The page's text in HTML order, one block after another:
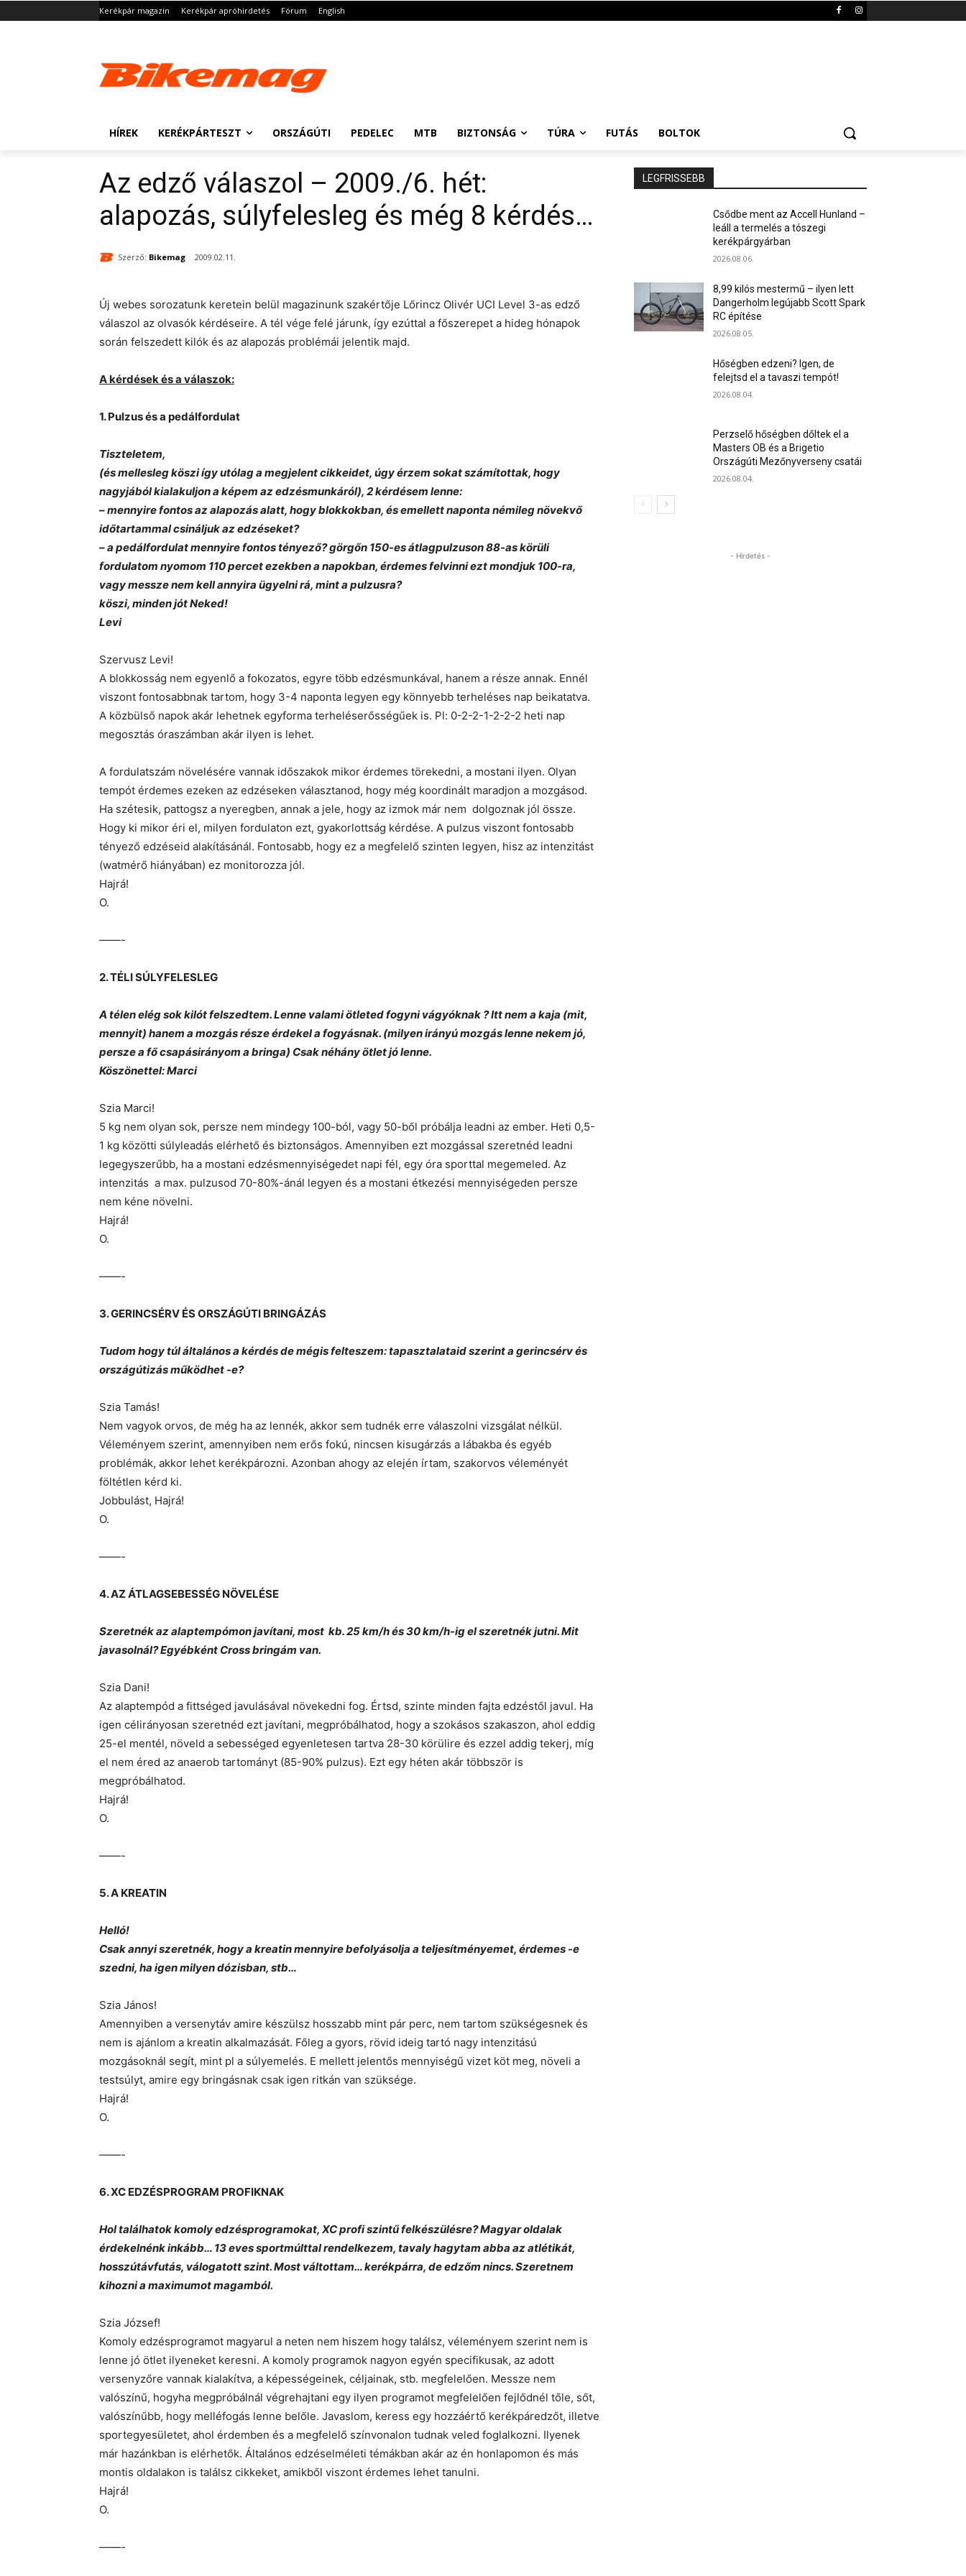
Kerékpár magazin Kerékpár apróhirdetés Fórum English
HÍREK KERÉKPÁRTESZT ORSZÁGÚTI PEDELEC MTB BIZTONSÁG TÚRA FUTÁS BOLTOK
Az edző válaszol – 2009./6. hét:
alapozás, súlyfelesleg és még 8 kérdés…
Szerző: Bikemag 2009.02.11.
Új webes sorozatunk keretein belül magazinunk szakértője Lőrincz Olivér UCI Level 3-as edző
válaszol az olvasók kérdéseire. A tél vége felé járunk, így ezúttal a főszerepet a hideg hónapok
során felszedett kilók és az alapozás problémái jelentik majd.
A kérdések és a válaszok:
1. Pulzus és a pedálfordulat
Tiszteletem,
(és mellesleg köszi így utólag a megjelent cikkeidet, úgy érzem sokat számítottak, hogy
nagyjából kialakuljon a képem az edzésmunkáról), 2 kérdésem lenne:
– mennyire fontos az alapozás alatt, hogy blokkokban, és emellett naponta némileg növekvő
időtartammal csináljuk az edzéseket?
– a pedálfordulat mennyire fontos tényező? görgőn 150-es átlagpulzuson 88-as körüli
fordulatom nyomom 110 percet ezekben a napokban, érdemes felvinni ezt mondjuk 100-ra,
vagy messze nem kell annyira ügyelni rá, mint a pulzusra?
köszi, minden jót Neked!
Levi
Szervusz Levi!
A blokkosság nem egyenlő a fokozatos, egyre több edzésmunkával, hanem a része annak. Ennél
viszont fontosabbnak tartom, hogy 3-4 naponta legyen egy könnyebb terheléses nap beikatatva.
A közbülső napok akár lehetnek egyforma terheléserősségűek is. Pl: 0-2-2-1-2-2-2 heti nap
megosztás óraszámban akár ilyen is lehet.
A fordulatszám növelésére vannak időszakok mikor érdemes törekedni, a mostani ilyen. Olyan
tempót érdemes ezeken az edzéseken választanod, hogy még koordinált maradjon a mozgásod.
Ha szétesik, pattogsz a nyeregben, annak a jele, hogy az izmok már nem dolgoznak jól össze.
Hogy ki mikor éri el, milyen fordulaton ezt, gyakorlottság kérdése. A pulzus viszont fontosabb
tényező edzéseid alakításánál. Fontosabb, hogy ez a megfelelő szinten legyen, hisz az intenzitást
(watmérő hiányában) ez monitorozza jól.
Hajrá!
O.
——-
2. TÉLI SÚLYFELESLEG
A télen elég sok kilót felszedtem. Lenne valami ötleted fogyni vágyóknak ? Itt nem a kaja (mit,
mennyit) hanem a mozgás része érdekel a fogyásnak. (milyen irányú mozgás lenne nekem jó,
persze a fő csapásirányom a bringa) Csak néhány ötlet jó lenne.
Köszönettel: Marci
Szia Marci!
5 kg nem olyan sok, persze nem mindegy 100-ból, vagy 50-ből próbálja leadni az ember. Heti 0,5-
1 kg közötti súlyleadás elérhető és biztonságos. Amennyiben ezt mozgással szeretnéd leadni
legegyszerűbb, ha a mostani edzésmennyiségedet napi fél, egy óra sporttal megemeled. Az
intenzitás a max. pulzusod 70-80%-ánál legyen és a mostani étkezési mennyiségeden persze
nem kéne növelni.
Hajrá!
O.
——-
3. GERINCSÉRV ÉS ORSZÁGÚTI BRINGÁZÁS
Tudom hogy túl általános a kérdés de mégis felteszem: tapasztalataid szerint a gerincsérv és
országútizás működhet -e?
Szia Tamás!
Nem vagyok orvos, de még ha az lennék, akkor sem tudnék erre válaszolni vizsgálat nélkül.
Véleményem szerint, amennyiben nem erős fokú, nincsen kisugárzás a lábakba és egyéb
problémák, akkor lehet kerékpározni. Azonban ahogy az elején írtam, szakorvos véleményét
föltétlen kérd ki.
Jobbulást, Hajrá!
O.
——-
4. AZ ÁTLAGSEBESSÉG NÖVELÉSE
Szeretnék az alaptempómon javítani, most kb. 25 km/h és 30 km/h-ig el szeretnék jutni. Mit
javasolnál? Egyébként Cross bringám van.
Szia Dani!
Az alaptempód a fittséged javulásával növekedni fog. Értsd, szinte minden fajta edzéstől javul. Ha
igen célirányosan szeretnéd ezt javítani, megpróbálhatod, hogy a szokásos szakaszon, ahol eddig
25-el mentél, növeld a sebességed egyenletesen tartva 28-30 körülire és ezzel addig tekerj, míg
el nem éred az anaerob tartományt (85-90% pulzus). Ezt egy héten akár többször is
megpróbálhatod.
Hajrá!
O.
——-
5. A KREATIN
Helló!
Csak annyi szeretnék, hogy a kreatin mennyire befolyásolja a teljesítményemet, érdemes -e
szedni, ha igen milyen dózisban, stb…
Szia János!
Amennyiben a versenytáv amire készülsz hosszabb mint pár perc, nem tartom szükségesnek és
nem is ajánlom a kreatin alkalmazását. Főleg a gyors, rövid ideig tartó nagy intenzitású
mozgásoknál segít, mint pl a súlyemelés. E mellett jelentős mennyiségű vizet köt meg, növeli a
testsúlyt, amire egy bringásnak csak igen ritkán van szüksége.
Hajrá!
O.
——-
6. XC EDZÉSPROGRAM PROFIKNAK
Hol találhatok komoly edzésprogramokat, XC profi szintű felkészülésre? Magyar oldalak
érdekelnénk inkább… 13 eves sportmúlttal rendelkezem, tavaly hagytam abba az atlétikát,
hosszútávfutás, válogatott szint. Most váltottam… kerékpárra, de edzőm nincs. Szeretnem
kihozni a maximumot magamból.
Szia József!
Komoly edzésprogramot magyarul a neten nem hiszem hogy találsz, véleményem szerint nem is
lenne jó ötlet ilyeneket keresni. A komoly programok nagyon egyén specifikusak, az adott
versenyzőre vannak kialakítva, a képességeinek, céljainak, stb. megfelelően. Messze nem
valószínű, hogyha megpróbálnál végrehajtani egy ilyen programot megfelelően fejlődnél tőle, sőt,
valószínűbb, hogy melléfogás lenne belőle. Javaslom, keress egy hozzáértő kerékpáredzőt, illetve
sportegyesületet, ahol érdemben és a megfelelő színvonalon tudnak veled foglalkozni. Ilyenek
már hazánkban is elérhetők. Általános edzéselméleti témákban akár az én honlapomon és más
montis oldalakon is találsz cikkeket, amikből viszont érdemes lehet tanulni.
Hajrá!
O.
——-
LEGFRISSEBB
Csődbe ment az Accell Hunland –
leáll a termelés a tószegi
kerékpárgyárban
2026.08.06.
8,99 kilós mestermű – ilyen lett
Dangerholm legújabb Scott Spark
RC építése
2026.08.05.
Hőségben edzeni? Igen, de
felejtsd el a tavaszi tempót!
2026.08.04.
Perzselő hőségben dőltek el a
Masters OB és a Brigetio
Országúti Mezőnyverseny csatái
2026.08.04.
- Hirdetés -